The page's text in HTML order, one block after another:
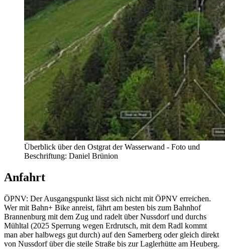
Überblick über den Ostgrat der Wasserwand - Foto und
Beschriftung: Daniel Brünion
Anfahrt
ÖPNV: Der Ausgangspunkt lässt sich nicht mit ÖPNV erreichen.
Wer mit Bahn+ Bike anreist, fährt am besten bis zum Bahnhof
Brannenburg mit dem Zug und radelt über Nussdorf und durchs
Mühltal (2025 Sperrung wegen Erdrutsch, mit dem Radl kommt
man aber halbwegs gut durch) auf den Samerberg oder gleich direkt
von Nussdorf über die steile Straße bis zur Laglerhütte am Heuberg.